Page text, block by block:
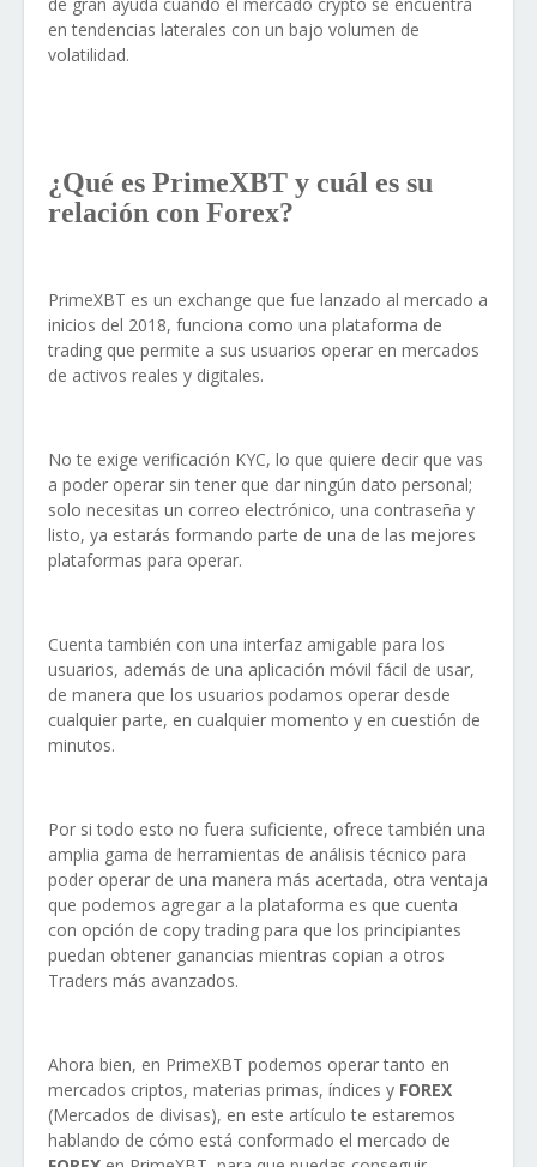
en tendencias laterales con un bajo volumen de
volatilidad.
¿Qué es PrimeXBT y cuál es su
relación con Forex?
PrimeXBT es un exchange que fue lanzado al mercado a
inicios del 2018, funciona como una plataforma de
trading que permite a sus usuarios operar en mercados
de activos reales y digitales.
No te exige verificación KYC, lo que quiere decir que vas
a poder operar sin tener que dar ningún dato personal;
solo necesitas un correo electrónico, una contraseña y
listo, ya estarás formando parte de una de las mejores
plataformas para operar.
Cuenta también con una interfaz amigable para los
usuarios, además de una aplicación móvil fácil de usar,
de manera que los usuarios podamos operar desde
cualquier parte, en cualquier momento y en cuestión de
minutos.
Por si todo esto no fuera suficiente, ofrece también una
amplia gama de herramientas de análisis técnico para
poder operar de una manera más acertada, otra ventaja
que podemos agregar a la plataforma es que cuenta
con opción de copy trading para que los principiantes
puedan obtener ganancias mientras copian a otros
Traders más avanzados.
Ahora bien, en PrimeXBT podemos operar tanto en
mercados criptos, materias primas, índices y FOREX
(Mercados de divisas), en este artículo te estaremos
hablando de cómo está conformado el mercado de